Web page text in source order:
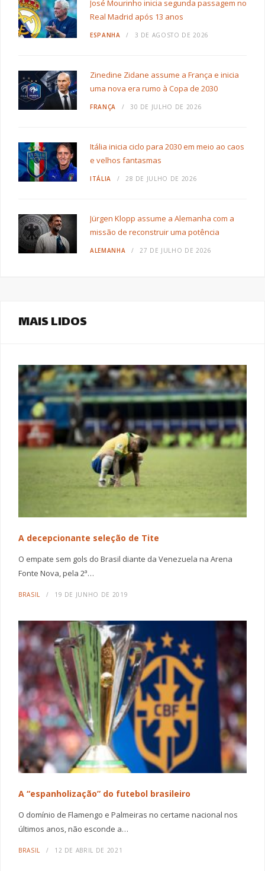
José Mourinho inicia segunda passagem no
Real Madrid após 13 anos
ESPANHA 3 DE AGOSTO DE 2026
Zinedine Zidane assume a França e inicia
uma nova era rumo à Copa de 2030
FRANÇA 30 DE JULHO DE 2026
Itália inicia ciclo para 2030 em meio ao caos
e velhos fantasmas
ITÁLIA 28 DE JULHO DE 2026
Jürgen Klopp assume a Alemanha com a
missão de reconstruir uma potência
ALEMANHA 27 DE JULHO DE 2026
MAIS LIDOS
A decepcionante seleção de Tite
O empate sem gols do Brasil diante da Venezuela na Arena
Fonte Nova, pela 2ª…
BRASIL 19 DE JUNHO DE 2019
A “espanholização” do futebol brasileiro
O domínio de Flamengo e Palmeiras no certame nacional nos
últimos anos, não esconde a…
BRASIL 12 DE ABRIL DE 2021